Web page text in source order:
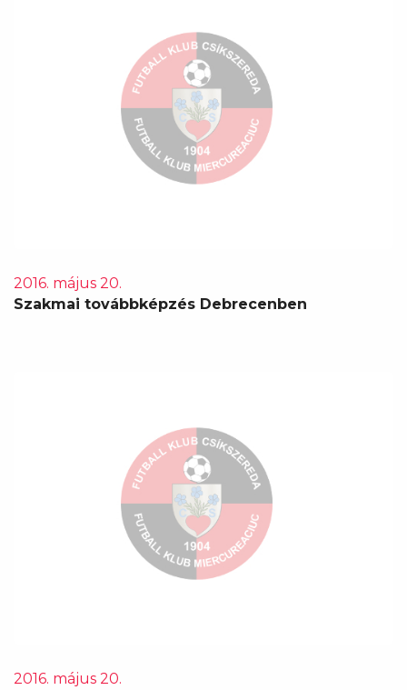
2016. május 20.
Szakmai továbbképzés Debrecenben
2016. május 20.